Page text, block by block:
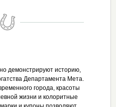
демонстрируют историю,
Департамента Мета.
города, красоты
жизни и колоритные